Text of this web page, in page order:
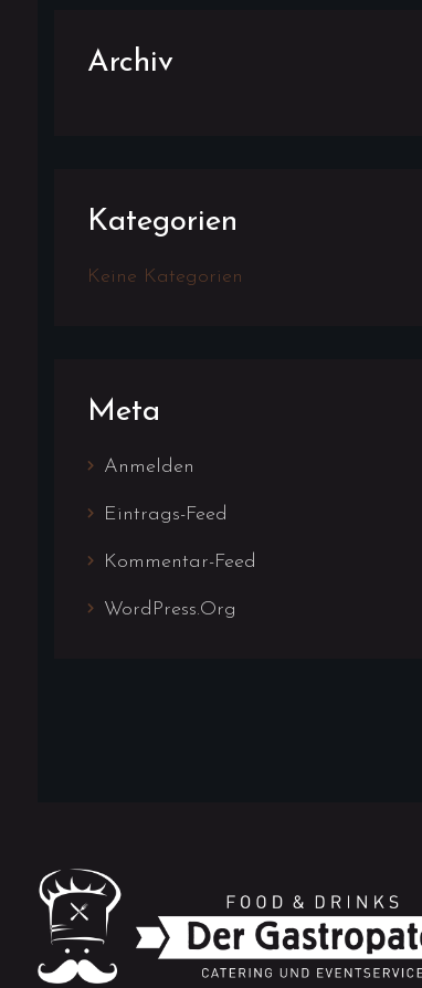
Archiv
Kategorien
Keine Kategorien
Meta
Anmelden
Eintrags-Feed
Kommentar-Feed
WordPress.org